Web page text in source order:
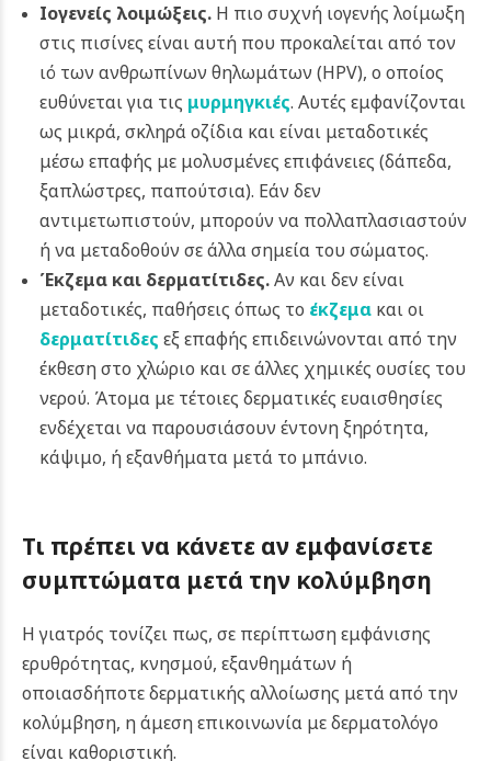
Ιογενείς λοιμώξεις. Η πιο συχνή ιογενής λοίμωξη
στις πισίνες είναι αυτή που προκαλείται από τον
ιό των ανθρωπίνων θηλωμάτων (HPV), ο οποίος
ευθύνεται για τις μυρμηγκιές. Αυτές εμφανίζονται
ως μικρά, σκληρά οζίδια και είναι μεταδοτικές
μέσω επαφής με μολυσμένες επιφάνειες (δάπεδα,
ξαπλώστρες, παπούτσια). Εάν δεν
αντιμετωπιστούν, μπορούν να πολλαπλασιαστούν
ή να μεταδοθούν σε άλλα σημεία του σώματος.
Έκζεμα και δερματίτιδες.Αν και δεν είναι
μεταδοτικές, παθήσεις όπως το έκζεμακαι οι
δερματίτιδες εξ επαφής επιδεινώνονται από την
έκθεση στο χλώριο και σε άλλες χημικές ουσίες του
νερού. Άτομα με τέτοιες δερματικές ευαισθησίες
ενδέχεται να παρουσιάσουν έντονη ξηρότητα,
κάψιμο, ή εξανθήματα μετά το μπάνιο.
Τι πρέπει να κάνετε αν εμφανίσετε
συμπτώματα μετά την κολύμβηση
Η γιατρός τονίζει πως, σε περίπτωση εμφάνισης
ερυθρότητας, κνησμού, εξανθημάτων ή
οποιασδήποτε δερματικής αλλοίωσης μετά από την
κολύμβηση, η άμεση επικοινωνία με δερματολόγο
είναι καθοριστική.